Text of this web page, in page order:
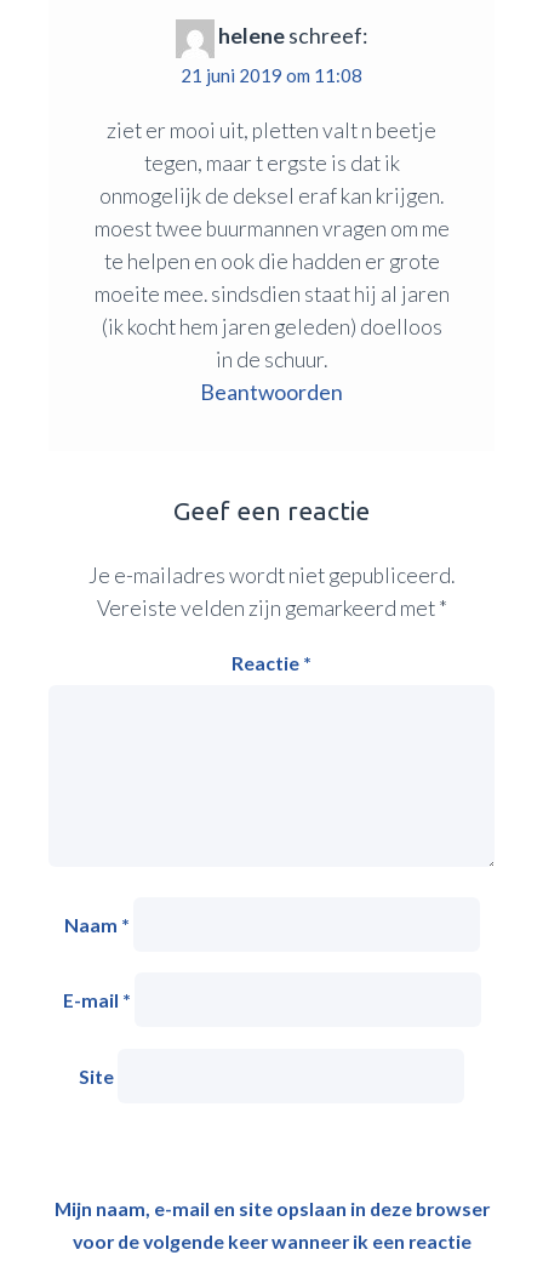
heleneschreef:
21 juni 2019 om 11:08
ziet er mooi uit, pletten valt n beetje
tegen, maar t ergste is dat ik
onmogelijk de deksel eraf kan krijgen.
moest twee buurmannen vragen om me
te helpen en ook die hadden er grote
moeite mee. sindsdien staat hij al jaren
(ik kocht hem jaren geleden) doelloos
in de schuur.
Beantwoorden
Geef een reactie
Je e-mailadres wordt niet gepubliceerd.
Vereiste velden zijn gemarkeerd met*
Reactie *
Naam *
E-mail *
Site
Mijn naam, e-mail en site opslaan in deze browser
voor de volgende keer wanneer ik een reactie